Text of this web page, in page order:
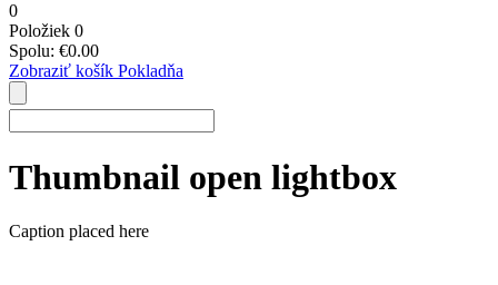
0
Položiek 0
Spolu: €0.00
Zobraziť košík Pokladňa
Thumbnail open lightbox
Caption placed here